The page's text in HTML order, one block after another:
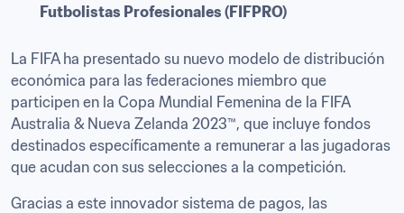
Futbolistas Profesionales (FIFPRO)
La FIFA ha presentado su nuevo modelo de distribución
económica para las federaciones miembro que
participen en la Copa Mundial Femenina de la FIFA
Australia & Nueva Zelanda 2023™, que incluye fondos
destinados específicamente a remunerar a las jugadoras
que acudan con sus selecciones a la competición.
Gracias a este innovador sistema de pagos, las